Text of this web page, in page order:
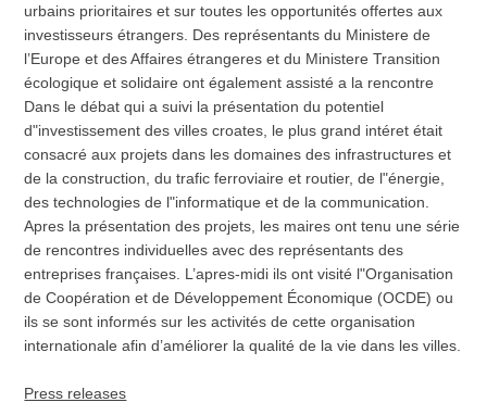
urbains prioritaires et sur toutes les opportunités offertes aux
investisseurs étrangers. Des représentants du Ministere de
l’Europe et des Affaires étrangeres et du Ministere Transition
écologique et solidaire ont également assisté a la rencontre
Dans le débat qui a suivi la présentation du potentiel
d"investissement des villes croates, le plus grand intéret était
consacré aux projets dans les domaines des infrastructures et
de la construction, du trafic ferroviaire et routier, de l"énergie,
des technologies de l"informatique et de la communication.
Apres la présentation des projets, les maires ont tenu une série
de rencontres individuelles avec des représentants des
entreprises françaises. L’apres-midi ils ont visité l"Organisation
de Coopération et de Développement Économique (OCDE) ou
ils se sont informés sur les activités de cette organisation
internationale afin d’améliorer la qualité de la vie dans les villes.
Press releases